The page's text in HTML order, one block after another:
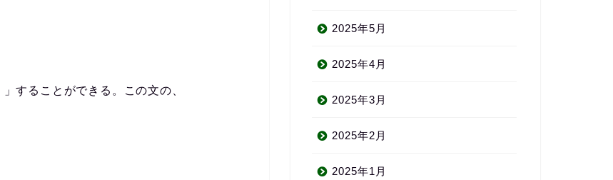
することができる。この文の、
2025年5月
2025年4月
2025年3月
2025年2月
2025年1月